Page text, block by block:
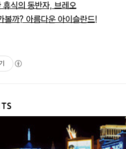
휴식의 동반자, 브레오
볼까? 아름다운 아이슬란드!